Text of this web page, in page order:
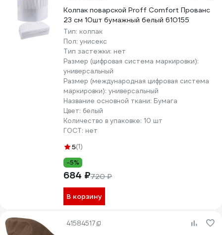
Колпак поварcкой Proff Comfort Прованс
23 см 10шт бумажный белый 610155
Тип: колпак
Пол: унисекс
Тип застежки: нет
Размер (цифровая система маркировки):
универсальный
Размер (международная цифровая система
маркировки): универсальный
Название основной ткани: Бумага
Цвет: белый
Количество в упаковке: 10 шт
ГОСТ: нет
5(1)
-5%
684 ₽720 ₽
В корзину
41584517